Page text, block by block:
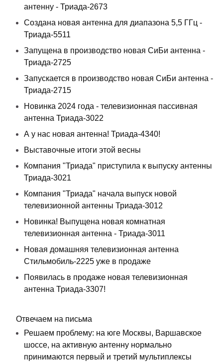
антенну - Триада-2673
Создана новая антенна для диапазона 5,5 ГГц -
Триада-5511
Запущена в производство новая СиБи антенна -
Триада-2725
Запускается в производство новая СиБи антенна -
Триада-2715
Новинка 2024 года - телевизионная пассивная
антенна Триада-3022
А у нас новая антенна! Триада-4340!
Выставочные итоги этой весны
Компания "Триада" приступила к выпуску антенны
Триада-3021
Компания "Триада" начала выпуск новой
телевизионной антенны Триада-3012
Новинка! Выпущена новая комнатная
телевизионная антенна - Триада-3011
Новая домашняя телевизионная антенна
Стильмобиль-2225 уже в продаже
Появилась в продаже новая телевизионная
антенна Триада-3307!
Отвечаем на письма
Решаем проблему: на юге Москвы, Варшавское
шоссе, на активную антенну нормально
принимаются первый и третий мультиплексы